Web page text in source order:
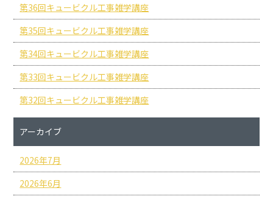
第36回キュービクル工事雑学講座
第35回キュービクル工事雑学講座
第34回キュービクル工事雑学講座
第33回キュービクル工事雑学講座
第32回キュービクル工事雑学講座
アーカイブ
2026年7月
2026年6月